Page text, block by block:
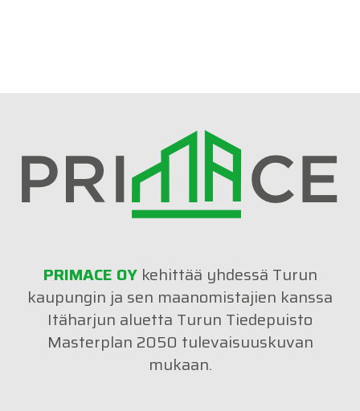
PRIMACE OYkehittää yhdessä Turun
kaupungin ja sen maanomistajien kanssa
Itäharjun aluetta Turun Tiedepuisto
Masterplan 2050 tulevaisuuskuvan
mukaan.